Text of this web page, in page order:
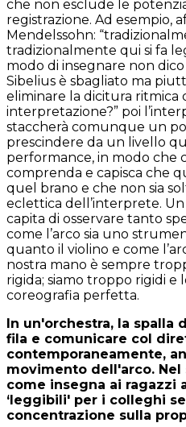
che non esclude le
registrazione. Ad esempio,
Mendelssohn:
tradizionalmente qui si fa
modo di insegnare non
Sibelius è sbagliato ma
eliminare la dicitura ritmica
interpretazione?” poi
staccherà comunque un
prescindere da un livello
performance, in modo che
comprenda e capisca che
quel brano e che non sia
eclettica dell’interprete.
capita di osservare tanto
come l’arco sia uno
quanto il violino e come
nostra mano è sempre
rigida; siamo troppo rigidi e
coreografia perfetta.
In un'orchestra, la spalla
fila e comunicare col
contemporaneamente,
movimento dell'arco. Nel
come insegna ai ragazzi
‘leggibili' per i colleghi
concentrazione sulla